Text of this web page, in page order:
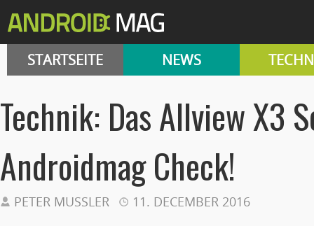
STARTSEITE NEWS
Technik: Das Allview X3
Androidmag Check!
PETER MUSSLER 11. DECEMBER 2016